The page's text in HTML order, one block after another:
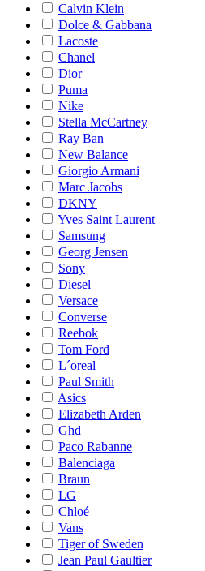
Calvin Klein
Dolce & Gabbana
Lacoste
Chanel
Dior
Puma
Nike
Stella McCartney
Ray Ban
New Balance
Giorgio Armani
Marc Jacobs
DKNY
Yves Saint Laurent
Samsung
Georg Jensen
Sony
Diesel
Versace
Converse
Reebok
Tom Ford
L´oreal
Paul Smith
Asics
Elizabeth Arden
Ghd
Paco Rabanne
Balenciaga
Braun
LG
Chloé
Vans
Tiger of Sweden
Jean Paul Gaultier